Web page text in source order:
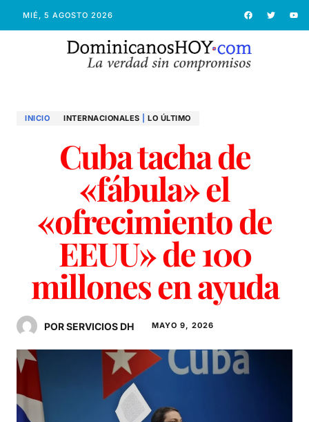
MIÉ, 5 AGOSTO 2026
INICIO INTERNACIONALES LO ÚLTIMO
Cuba tacha de
«fábula» el
«ofrecimiento de
EEUU» de 100
millones en ayuda
POR SERVICIOS DH MAYO 9, 2026